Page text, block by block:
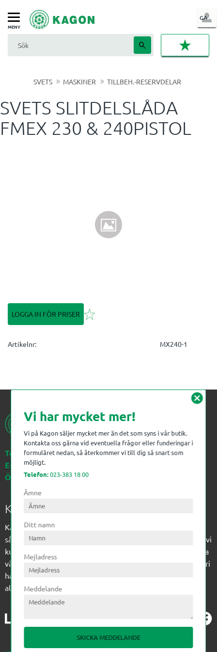
Meny
GA
IN
SVETS MASKINER TILLBEH.-RESERVDELAR
SVETS SLITDELSLÅDA
FMEX 230 & 240PISTOL
LOGGA IN FÖR PRISER Lägg till i favoriter
Artikelnr MX240-1
Telefon:023-383 18 00
E-post:kagon@kagon.se
Öppettider:Måndag-Fredag, 07-16
Kagon AB
Kagon har sedan 1972 levererat kompetens till
sågverksindustrin och övrig industri. Till träindustrin tillför vi
kunskap med optimeringslösningar från timmerplanen hela
vägen fram till paketering/emballering och till övrig industri
har vi ett komplement sortiment av teknikprodukter med
allt ifrån slangtillverkning till transmission och lager.
cancel
Vi har mycket mer!
Vi på Kagon säljer mycket mer än det som syns i vår butik.
Kontakta oss gärna vid eventuella frågor eller funderingar i
formuläret nedan, så återkommer vi till dig så snart som
möjligt.
Telefon:023-383 18 00
Ämne
Ditt namn
Mejladress
Meddelande
SKICKA MEDDELANDE